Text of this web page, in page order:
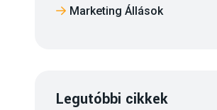
Marketing Állások
Legutóbbi cikkek